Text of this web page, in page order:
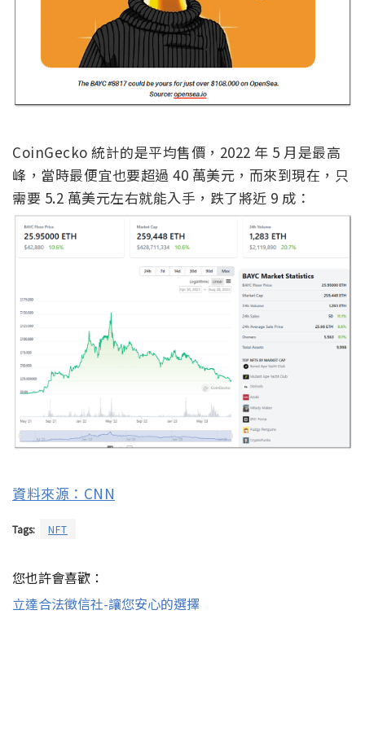
CoinGecko 統計的是平均售價，2022 年 5 月是最高
峰，當時最便宜也要超過 40 萬美元，而來到現在，只
需要 5.2 萬美元左右就能入手，跌了將近 9 成：
資料來源：CNN
Tags: NFT
您也許會喜歡：
立達合法徵信社-讓您安心的選擇